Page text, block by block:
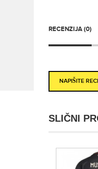
RECENZIJA (0)
NAPIŠITE
SLIČNI